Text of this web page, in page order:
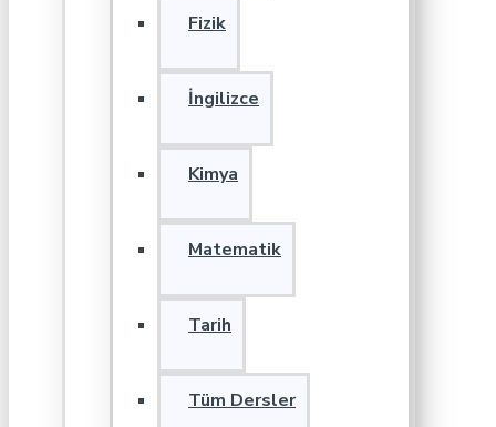
Fizik
İngilizce
Kimya
Matematik
Tarih
Tüm Dersler